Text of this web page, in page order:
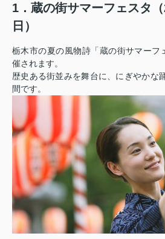
1．蔵の街サマーフェスタ
日）
栃木市の夏の風物詩「蔵の街サマーフ
催されます。
歴史ある街並みを舞台に、にぎやかな
間です。